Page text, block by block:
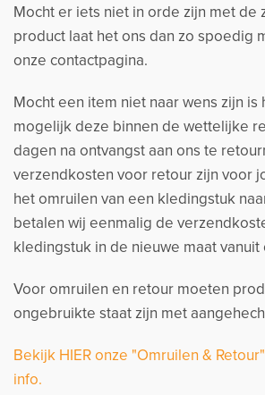
Mocht er iets niet in orde zijn met de
product laat het ons dan zo spoedig
onze contactpagina.
Mocht een item niet naar wens zijn is
mogelijk deze binnen de wettelijke
dagen na ontvangst aan ons te
verzendkosten voor retour zijn voor
het omruilen van een kledingstuk
betalen wij eenmalig de
kledingstuk in de nieuwe maat vanuit
Voor omruilen en retour moeten
ongebruikte staat zijn met
Bekijk HIER onze "Omruilen &
info.